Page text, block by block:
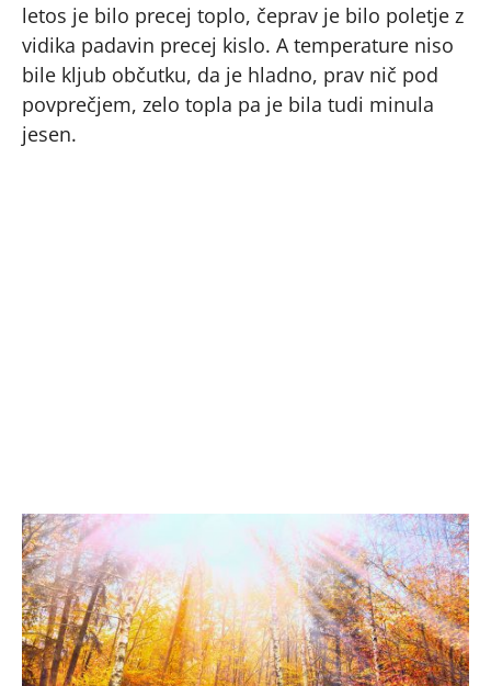
letos je bilo precej toplo, čeprav je bilo poletje z
vidika padavin precej kislo. A temperature niso
bile kljub občutku, da je hladno, prav nič pod
povprečjem, zelo topla pa je bila tudi minula
jesen.